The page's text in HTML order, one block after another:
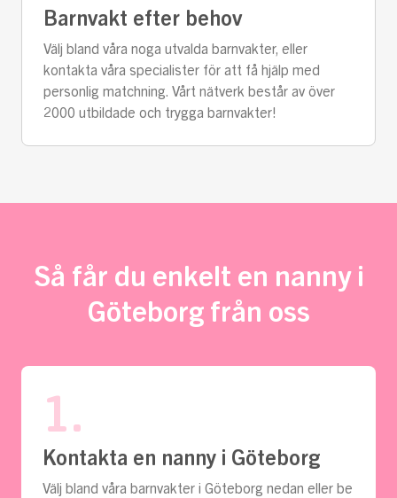
Barnvakt efter behov
Välj bland våra noga utvalda barnvakter, eller
kontakta våra specialister för att få hjälp med
personlig matchning. Vårt nätverk består av över
2000 utbildade och trygga barnvakter!
Så får du enkelt en nanny i
Göteborg från oss
1.
Kontakta en nanny i Göteborg
Välj bland våra barnvakter i Göteborg nedan eller be